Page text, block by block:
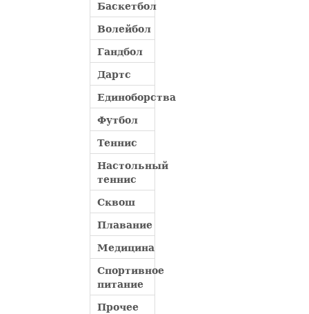
Баскетбол
Волейбол
Гандбол
Дартс
Единоборства
Футбол
Теннис
Настольный
теннис
Сквош
Плавание
Медицина
Спортивное
питание
Прочее